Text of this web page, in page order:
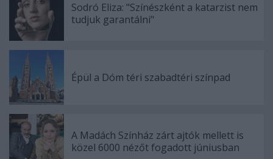
Sodró Eliza: "Színészként a katarzist nem
tudjuk garantálni"
Épül a Dóm téri szabadtéri színpad
A Madách Színház zárt ajtók mellett is
közel 6000 nézőt fogadott júniusban